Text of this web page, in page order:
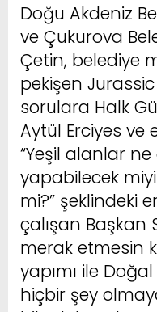
Doğu Akdeniz
ve Çukurova
Çetin, belediye
pekişen
sorulara Halk
Aytül Erciyes ve
“Yeşil alanlar
yapabilecek
mi?” şeklindeki
çalışan Başkan
merak etmesin
yapımı ile
hiçbir şey